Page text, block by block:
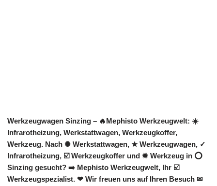
Werkzeugwagen Sinzing – 🔥Mephisto Werkzeugwelt: ☀️
Infrarotheizung, Werkstattwagen, Werkzeugkoffer,
Werkzeug. Nach ✺ Werkstattwagen, ★ Werkzeugwagen, ✓
Infrarotheizung, ☑️ Werkzeugkoffer und ✹ Werkzeug in ⭕
Sinzing gesucht? ➡️ Mephisto Werkzeugwelt, Ihr ☑️
Werkzeugspezialist. ❤ Wir freuen uns auf Ihren Besuch ✉